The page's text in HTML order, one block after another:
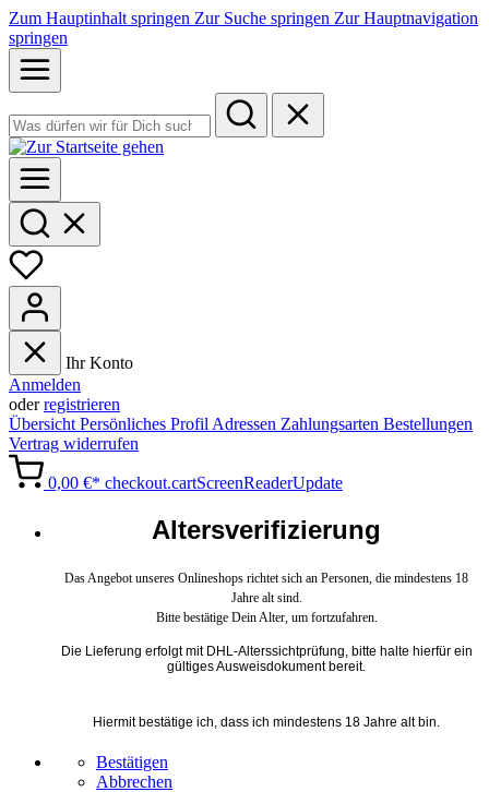
Zum Hauptinhalt springen Zur Suche springen Zur Hauptnavigation
springen
Ihr Konto
Anmelden
oderregistrieren
Übersicht Persönliches Profil Adressen Zahlungsarten Bestellungen
Vertrag widerrufen
0,00 €* checkout.cartScreenReaderUpdate
Altersverifizierung
Das Angebot unseres Onlineshops richtet sich an Personen, die mindestens 18
Jahre alt sind.
Bitte bestätige Dein Alter, um fortzufahren.
Die Lieferung erfolgt mit DHL-Alterssichtprüfung, bitte halte hierfür ein
gültiges Ausweisdokument bereit.
Hiermit bestätige ich, dass ich mindestens 18 Jahre alt bin.
Bestätigen
Abbrechen